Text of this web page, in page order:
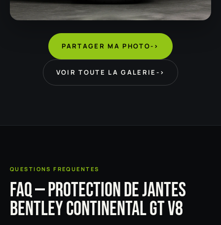
PARTAGER MA PHOTO->
VOIR TOUTE LA GALERIE ->
QUESTIONS FREQUENTES
FAQ — PROTECTION DE JANTES
BENTLEY CONTINENTAL GT V8